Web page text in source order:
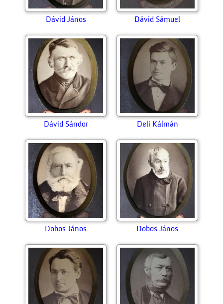
Dávid János Dávid Sámuel
Dávid Sándor Deli Kálmán
Dobos János Dobos János